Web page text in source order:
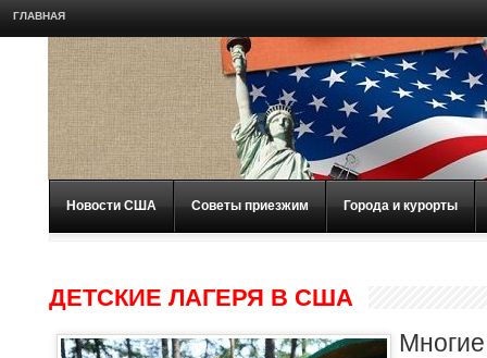
ГЛАВНАЯ
Новости США Советы приезжим Города и курорты
ДЕТСКИЕ ЛАГЕРЯ В США